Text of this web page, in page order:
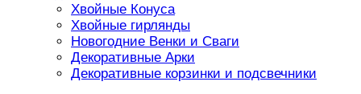
Хвойные Конуса
Хвойные гирлянды
Новогодние Венки и Сваги
Декоративные Арки
Декоративные корзинки и подсвечники